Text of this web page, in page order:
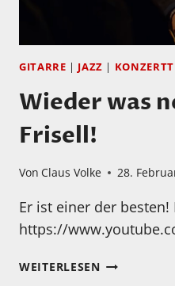
GITARRE JAZZ
Wieder was
Frisell!
Von Claus Volke 28.
Er ist einer der
https://
WEITERLESENWIEDER